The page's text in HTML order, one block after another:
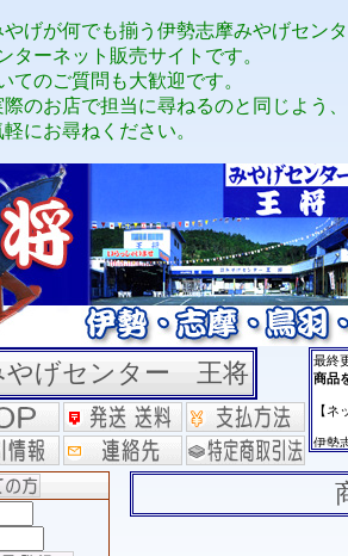
げが何でも揃う伊勢志摩みやげセンタ
ターネット販売サイトです。
てのご質問も大歓迎です。
のお店で担当に尋ねるのと同じよう、
軽にお尋ねください。
やげセンター 王将